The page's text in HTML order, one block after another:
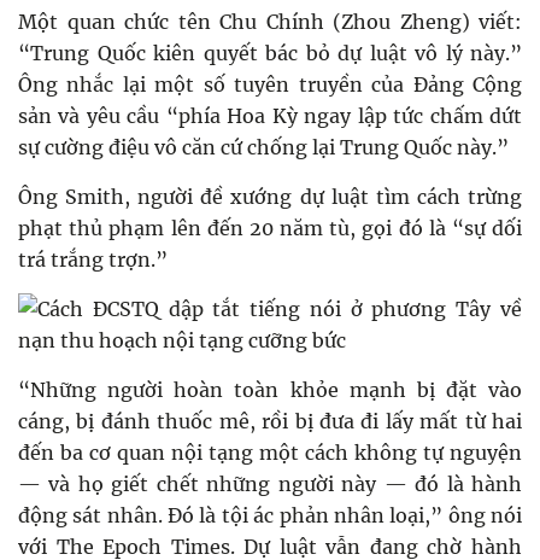
Một quan chức tên Chu Chính (Zhou Zheng) viết:
“Trung Quốc kiên quyết bác bỏ dự luật vô lý này.”
Ông nhắc lại một số tuyên truyền của Đảng Cộng
sản và yêu cầu “phía Hoa Kỳ ngay lập tức chấm dứt
sự cường điệu vô căn cứ chống lại Trung Quốc này.”
Ông Smith, người đề xướng dự luật tìm cách trừng
phạt thủ phạm lên đến 20 năm tù, gọi đó là “sự dối
trá trắng trợn.”
“Những người hoàn toàn khỏe mạnh bị đặt vào
cáng, bị đánh thuốc mê, rồi bị đưa đi lấy mất từ hai
đến ba cơ quan nội tạng một cách không tự nguyện
— và họ giết chết những người này — đó là hành
động sát nhân. Đó là tội ác phản nhân loại,” ông nói
với The Epoch Times. Dự luật vẫn đang chờ hành